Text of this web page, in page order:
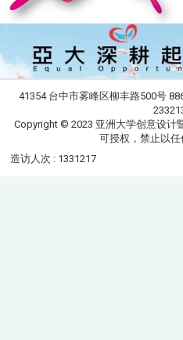
41354 台中市雾峰区柳丰路500号
Copyright © 2023 亚洲大学创意设计
可授权，禁止以
造访人次 : 1331217